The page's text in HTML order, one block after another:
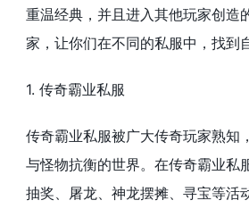
重温经典，并且进入其他玩家创造
家，让你们在不同的私服中，找到
1. 传奇霸业私服
传奇霸业私服被广大传奇玩家熟知
与怪物抗衡的世界。在传奇霸业私
抽奖、屠龙、神龙摆摊、寻宝等活